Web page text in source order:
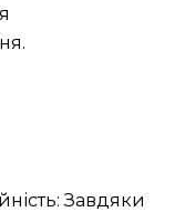
Завдяки